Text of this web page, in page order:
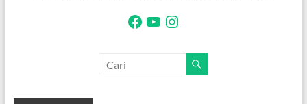
Facebook
YouTubeInstagram